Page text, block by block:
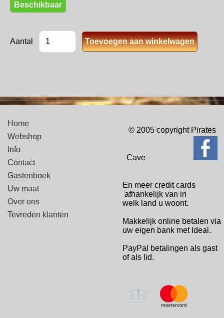
Beschikbaar
Aantal
Home
Webshop
Info
Contact
Gastenboek
Uw maat
Over ons
Tevreden klanten
© 2005 copyright Pirates
Cave
En meer credit cards
afhankelijk van in
welk land u woont.
Makkelijk online betalen via
uw eigen bank met Ideal.
PayPal betalingen als gast
of als lid.